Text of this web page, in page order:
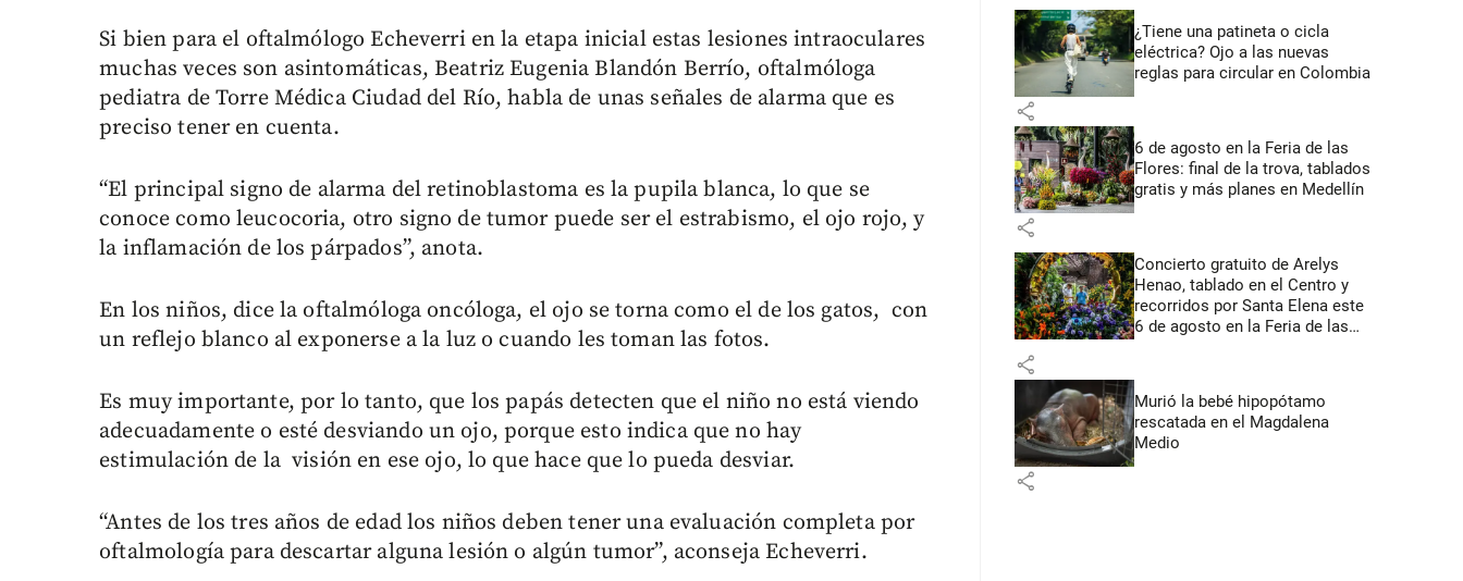
Si bien para el oftalmólogo Echeverri en la etapa inicial estas lesiones intraoculares
muchas veces son asintomáticas, Beatriz Eugenia Blandón Berrío, oftalmóloga
pediatra de Torre Médica Ciudad del Río, habla de unas señales de alarma que es
preciso tener en cuenta.
“El principal signo de alarma del retinoblastoma es la pupila blanca, lo que se
conoce como leucocoria, otro signo de tumor puede ser el estrabismo, el ojo rojo, y
la inflamación de los párpados”, anota.
En los niños, dice la oftalmóloga oncóloga, el ojo se torna como el de los gatos, con
un reflejo blanco al exponerse a la luz o cuando les toman las fotos.
Es muy importante, por lo tanto, que los papás detecten que el niño no está viendo
adecuadamente o esté desviando un ojo, porque esto indica que no hay
estimulación de la visión en ese ojo, lo que hace que lo pueda desviar.
“Antes de los tres años de edad los niños deben tener una evaluación completa por
oftalmología para descartar alguna lesión o algún tumor”, aconseja Echeverri.
¿Tiene una patineta o cicla
eléctrica? Ojo a las nuevas
reglas para circular en Colombia
share
6 de agosto en la Feria de las
Flores: final de la trova, tablados
gratis y más planes en Medellín
share
Concierto gratuito de Arelys
Henao, tablado en el Centro y
recorridos por Santa Elena este
6 de agosto en la Feria de las
share
Murió la bebé hipopótamo
rescatada en el Magdalena
Medio
share